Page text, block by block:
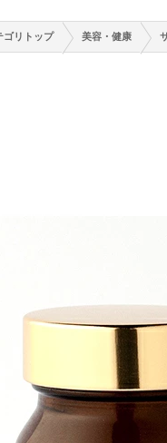
ゴリトップ > 美容・健康 >